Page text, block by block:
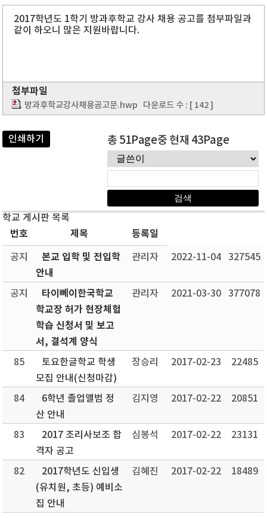
2017학년도 1학기 방과후학교 강사 채용 공고를 첨부파일과
같이 하오니 많은 지원바랍니다.
첨부파일
방과후학교강사채용공고문.hwp 다운로드 수 : [ 142 ]
인쇄하기 총 51Page중 현재 43Page
학교 게시판 목록
번호 제목 등록일
공지
본교 입학 및 전입학
안내
관리자 2022-11-04 327545
공지
타이뻬이한국학교
학교장 허가 현장체험
학습 신청서 및 보고
서, 결석계 양식
관리자 2021-03-30 377078
85
토요한글학교 학생
모집 안내(신청마감)
장승리 2017-02-23 22485
84
6학년 졸업앨범 정
산 안내
김지영 2017-02-22 20851
83
2017 조리사보조 합
격자 공고
심봉석 2017-02-22 23131
82
2017학년도 신입생
(유치원, 초등) 예비소
집 안내
김혜진 2017-02-22 18489